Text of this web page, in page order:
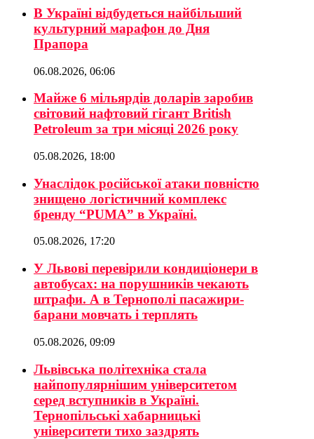
В Україні відбудеться найбільший
культурний марафон до Дня
Прапора
06.08.2026, 06:06
Майже 6 мільярдів доларів заробив
світовий нафтовий гігант British
Petroleum за три місяці 2026 року
05.08.2026, 18:00
Унаслідок російської атаки повністю
знищено логістичний комплекс
бренду “PUMA” в Україні.
05.08.2026, 17:20
У Львові перевірили кондиціонери в
автобусах: на порушників чекають
штрафи. А в Тернополі пасажири-
барани мовчать і терплять
05.08.2026, 09:09
Львівська політехніка стала
найпопулярнішим університетом
серед вступників в Україні.
Тернопільські хабарницькі
університети тихо заздрять